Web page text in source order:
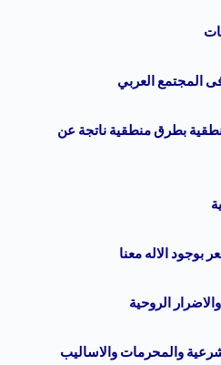
المجتمع العربي
بطرق منطقية ناتجة عن
الاله معنا
الروحية
والمحرمات والاساليب